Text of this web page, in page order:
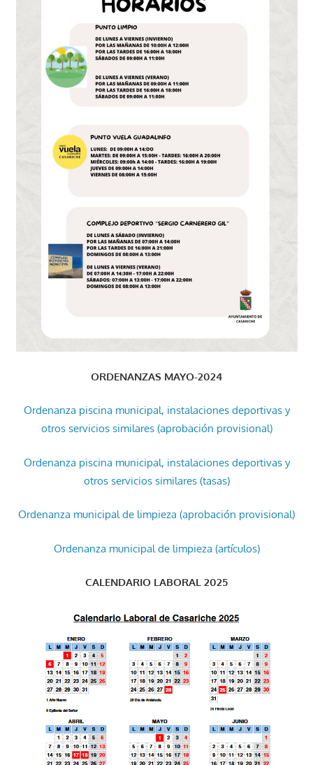
ORDENANZAS MAYO-2024
Ordenanza piscina municipal, instalaciones deportivas y
otros servicios similares (aprobación provisional)
Ordenanza piscina municipal, instalaciones deportivas y
otros servicios similares (tasas)
Ordenanza municipal de limpieza (aprobación provisional)
Ordenanza municipal de limpieza (artículos)
CALENDARIO LABORAL 2025